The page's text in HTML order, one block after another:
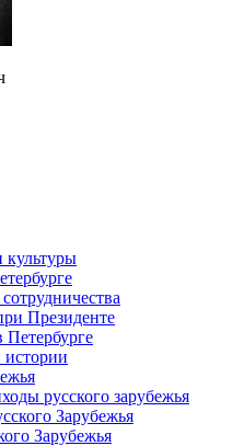
культуры
Президенте
Петербурге
истории
русского зарубежья
Зарубежья
Зарубежья